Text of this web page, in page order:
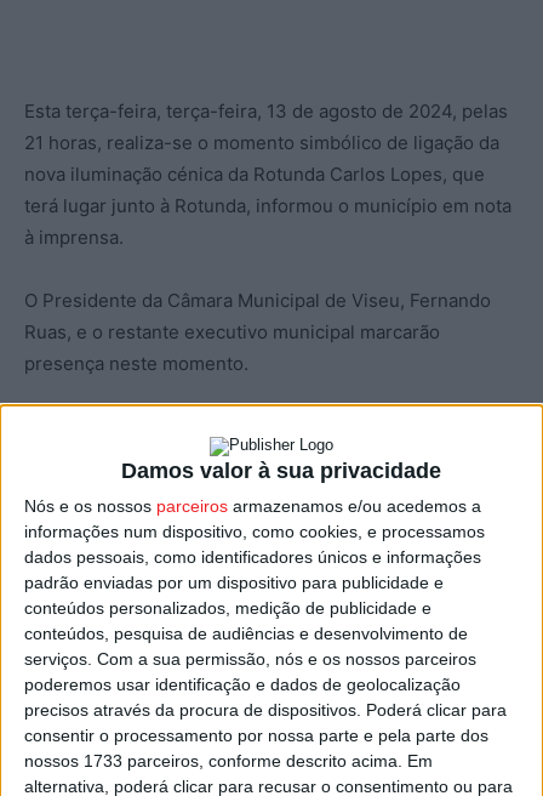
Damos valor à sua privacidade
Nós e os nossos parceiros armazenamos e/ou acedemos a
informações num dispositivo, como cookies, e processamos
dados pessoais, como identificadores únicos e informações
padrão enviadas por um dispositivo para publicidade e
conteúdos personalizados, medição de publicidade e
conteúdos, pesquisa de audiências e desenvolvimento de
serviços. Com a sua permissão, nós e os nossos parceiros
poderemos usar identificação e dados de geolocalização
precisos através da procura de dispositivos. Poderá clicar para
consentir o processamento por nossa parte e pela parte dos
nossos 1733 parceiros, conforme descrito acima. Em
alternativa, poderá clicar para recusar o consentimento ou para
Esta terça-feira, terça-feira, 13 de agosto de 2024, pelas
21 horas, realiza-se o momento simbólico de ligação da
nova iluminação cénica da Rotunda Carlos Lopes, que
terá lugar junto à Rotunda, informou o município em nota
à imprensa.
O Presidente da Câmara Municipal de Viseu, Fernando
Ruas, e o restante executivo municipal marcarão
presença neste momento.
Lopes recebeu a Medalha Olímpica , esta iniciativa visa
prestar uma homenagem ao atleta e celebrar o seu
legado desportivo, realça a mesma nota informativa.
Esta e outras notícias para ouvir na Estação Diária – 96.8
FM ou emwww.968.fm
Pub
TAGS Carlos Lopes Medalha Olímpica
Rotunda Carlos Lopes